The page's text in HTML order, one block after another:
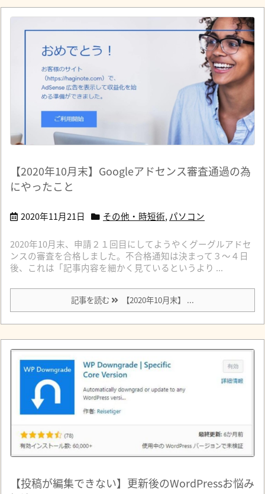
【2020年10月末】Googleアドセンス審査通過の為
にやったこと
2020年11月21日 その他・時短術, パソコン
2020年10月末、申請２１回目にしてようやくグーグルアドセ
ンスの審査を合格しました。不合格通知は決まって３～４日
後、これは「記事内容を細かく見ているというより ...
記事を読む 【2020年10月末】 ...
【投稿が編集できない】更新後のWordPressお悩み